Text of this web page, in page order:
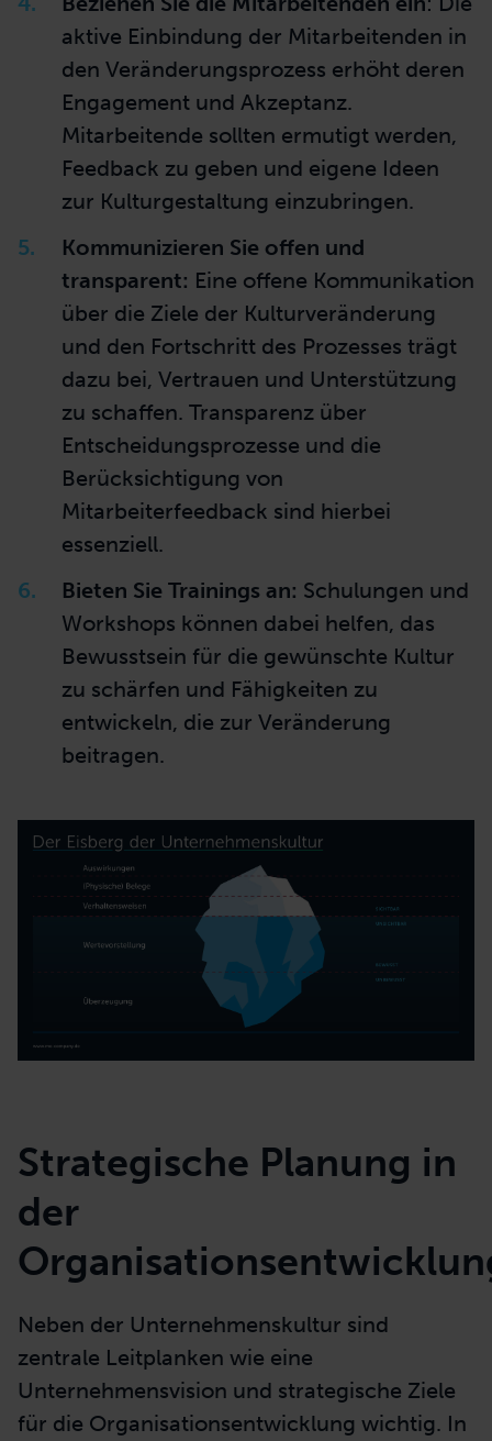
aktive Einbindung der Mitarbeitenden in
den Veränderungsprozess erhöht deren
Engagement und Akzeptanz.
Mitarbeitende sollten ermutigt werden,
Feedback zu geben und eigene Ideen
zur Kulturgestaltung einzubringen.
Kommunizieren Sie offen und
transparent: Eine offene Kommunikation
über die Ziele der Kulturveränderung
und den Fortschritt des Prozesses trägt
dazu bei, Vertrauen und Unterstützung
zu schaffen. Transparenz über
Entscheidungsprozesse und die
Berücksichtigung von
Mitarbeiterfeedback sind hierbei
essenziell.
Bieten Sie Trainings an: Schulungen und
Workshops können dabei helfen, das
Bewusstsein für die gewünschte Kultur
zu schärfen und Fähigkeiten zu
entwickeln, die zur Veränderung
beitragen.
Strategische Planung in
der
Neben der Unternehmenskultur sind
zentrale Leitplanken wie eine
Unternehmensvision und strategische Ziele
für die Organisationsentwicklung wichtig. In